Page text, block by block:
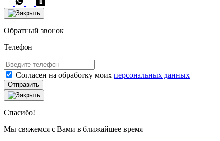
Обратный звонок
Телефон
Согласен на обработку моих персональных данных
Отправить
Спасибо!
Мы свяжемся с Вами в ближайшее время